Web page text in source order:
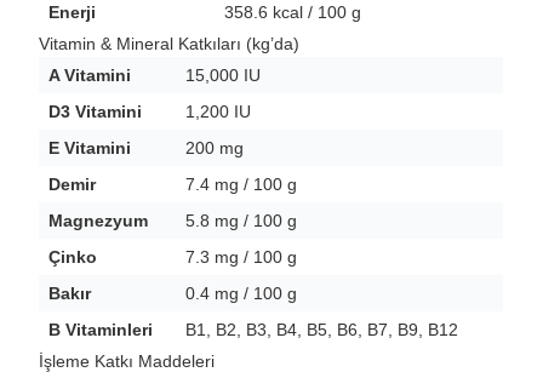
Enerji
358.6 kcal / 100 g
Vitamin & Mineral Katkıları (kg’da)
A Vitamini
15,000 IU
D3 Vitamini
1,200 IU
E Vitamini
200 mg
Demir
7.4 mg / 100 g
Magnezyum
5.8 mg / 100 g
Çinko
7.3 mg / 100 g
Bakır
0.4 mg / 100 g
B Vitaminleri
B1, B2, B3, B4, B5, B6, B7, B9, B12
İşleme Katkı Maddeleri